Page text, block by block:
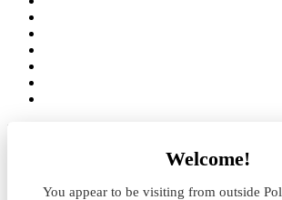
Welcome!
You appear to be visiting from outside
Lokalizacja